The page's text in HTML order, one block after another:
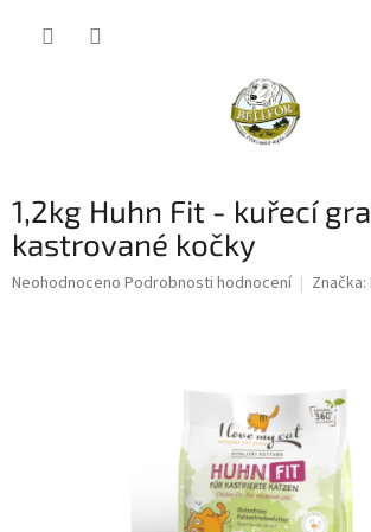
1,2kg Huhn Fit - kuřecí
kastrované kočky
Průměrné
Neohodnoceno Podrobnosti hodnocení Značka: